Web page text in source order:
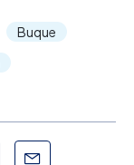
Buque